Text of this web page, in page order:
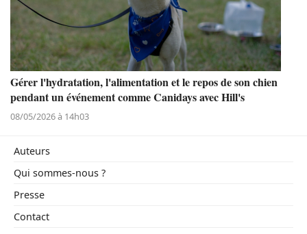
Gérer l'hydratation, l'alimentation et le repos de son chien
pendant un événement comme Canidays avec Hill's
08/05/2026 à 14h03
Auteurs
Qui sommes-nous ?
Presse
Contact